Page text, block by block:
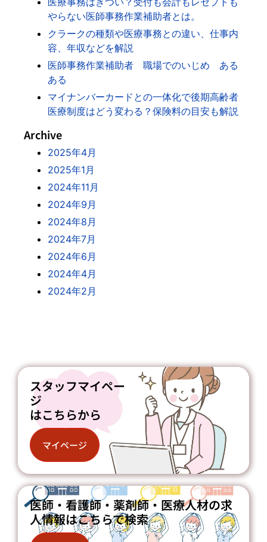
やらない医師事務作業補助者とは。
クラークの種類や医療事務との違い、仕事内
容、年収などを解説
医師事務作業補助者 職場でのいじめ ある
ある
マイナンバーカードとの一体化で後期高齢者
医療制度はどう変わる？保険料の目安も解説
Archive
2025年4月
2025年1月
2024年11月
2024年9月
2024年8月
2024年7月
2024年6月
2024年4月
2024年2月
スタッフマイペー
ジ
はこちらから
マイページ
医師・看護師・薬剤師・医療人材の求
人情報はこちらで検索